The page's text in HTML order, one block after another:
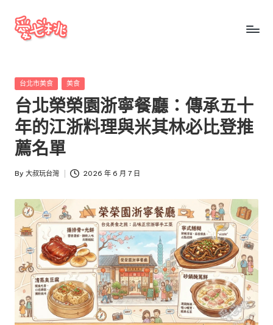
Skip
七
桃
玩
台
灣
桃
玩
台
灣
全
景
食、
交
通、
停
車
與
順
遊
Posted
台北市美食 美食
台北榮榮園浙寧餐廳：傳承五十
年的江浙料理與米其林必比登推
薦名單
Posted
By 大叔玩台灣 2026 年 6 月 7 日